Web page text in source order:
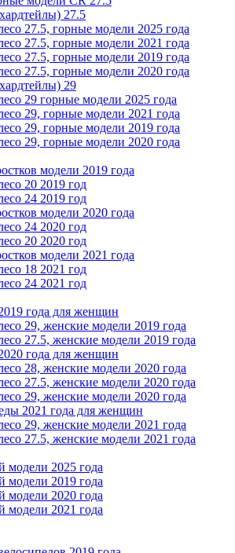
27.5
27.5, горные модели 2025 года
27.5, горные модели 2021 года
27.5, горные модели 2019 года
27.5, горные модели 2020 года
29
29 горные модели 2025 года
29, горные модели 2021 года
29, горные модели 2019 года
29, горные модели 2020 года
модели 2019 года
20 2019 год
24 2019 год
модели 2020 года
24 2020 год
20 2020 год
модели 2021 года
18 2021 год
24 2021 год
года для женщин
29, женские модели 2019 года
27.5, женские модели 2019 года
года для женщин
28, женские модели 2020 года
27.5, женские модели 2020 года
29, женские модели 2020 года
2021 года для женщин
29, женские модели 2021 года
27.5, женские модели 2021 года
модели 2025 года
модели 2019 года
модели 2020 года
модели 2021 года